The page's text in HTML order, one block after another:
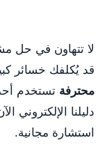
لا تتهاون في حل
قد يُكلفك خسائر
محترفة تستخدم
دليلنا
استشارة مجانية.